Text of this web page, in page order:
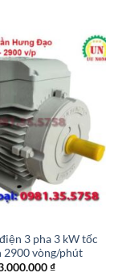
3 pha 3 kW tốc
2900 vòng/phút
₫